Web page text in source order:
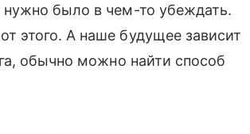
было в чем-то убеждать.
этого. А наше будущее зависит
обычно можно найти способ